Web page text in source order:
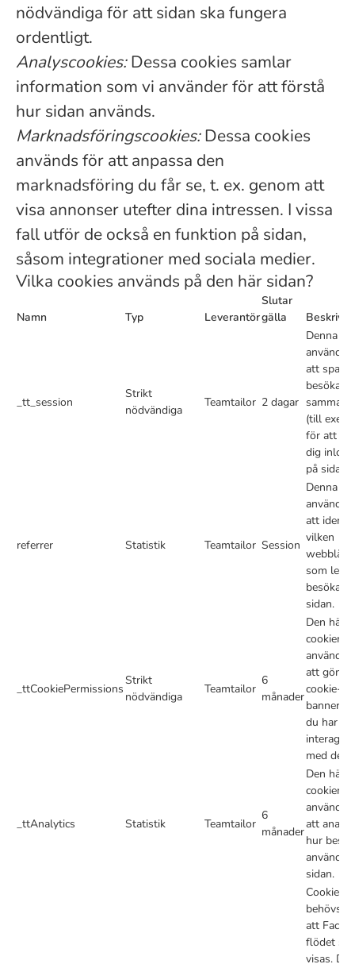
nödvändiga för att sidan ska fungera
ordentligt.
Analyscookies:Dessa cookies samlar
information som vi använder för att förstå
hur sidan används.
Marknadsföringscookies:Dessa cookies
används för att anpassa den
marknadsföring du får se, t. ex. genom att
visa annonser utefter dina intressen. I vissa
fall utför de också en funktion på sidan,
såsom integrationer med sociala medier.
Vilka cookies används på den här sidan?
Namn Typ Leverantör
Slutar
gälla
_tt_session
Strikt
nödvändiga
Teamtailor 2 dagar
Denna
används
att spara
besökares
(till
för att
dig
på sidan).
referrer Statistik Teamtailor Session
Denna
används
att
vilken
webblänk
som leder
sidan.
_ttCookiePermissions
Strikt
nödvändiga
Teamtailor
6
månader
Den här
cookien
används
att
cookie-
bannern
du har
med den.
_ttAnalytics Statistik Teamtailor
6
månader
Den här
cookien
används
att
hur
använder
sidan.
Cookien
behövs
att
flödet ska
visas. Den